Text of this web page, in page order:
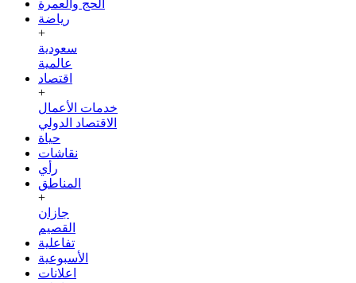
الحج والعمرة
رياضة
+
سعودية
عالمية
اقتصاد
+
خدمات الأعمال
الاقتصاد الدولي
حياة
نقاشات
رأي
المناطق
+
جازان
القصيم
تفاعلية
الأسبوعية
اعلانات